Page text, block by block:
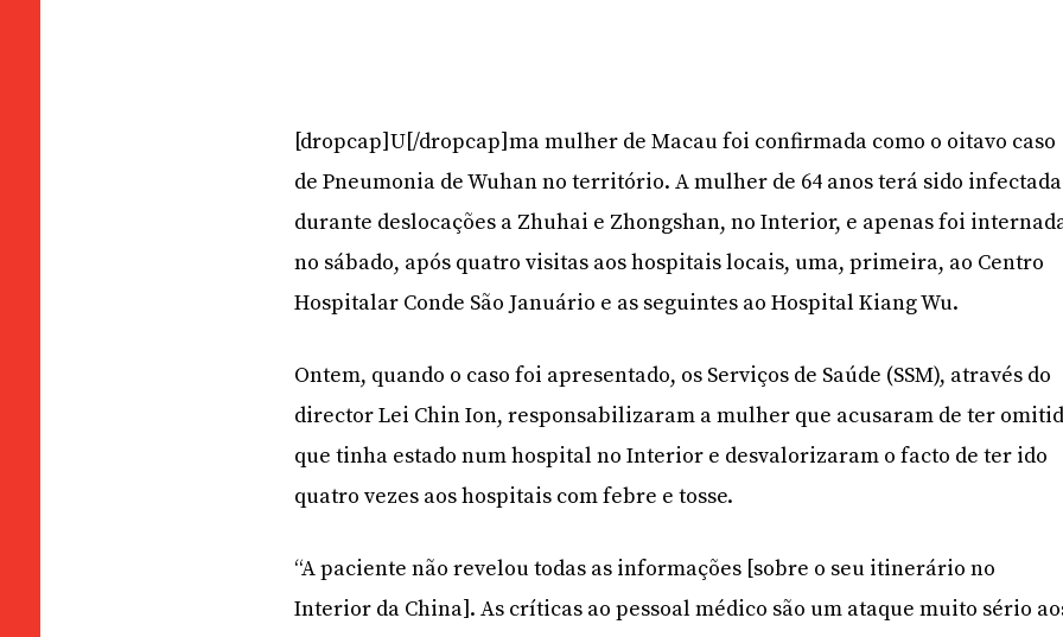
[dropcap]U[/dropcap]ma mulher de Macau foi confirmada como o oitavo caso
de Pneumonia de Wuhan no território. A mulher de 64 anos terá sido infectada
durante deslocações a Zhuhai e Zhongshan, no Interior, e apenas foi
no sábado, após quatro visitas aos hospitais locais, uma, primeira, ao Centro
Hospitalar Conde São Januário e as seguintes ao Hospital Kiang Wu.
Ontem, quando o caso foi apresentado, os Serviços de Saúde (SSM), através do
director Lei Chin Ion, responsabilizaram a mulher que acusaram de ter
que tinha estado num hospital no Interior e desvalorizaram o facto de ter ido
quatro vezes aos hospitais com febre e tosse.
“A paciente não revelou todas as informações [sobre o seu itinerário no
Interior da China]. As críticas ao pessoal médico são um ataque muito sério